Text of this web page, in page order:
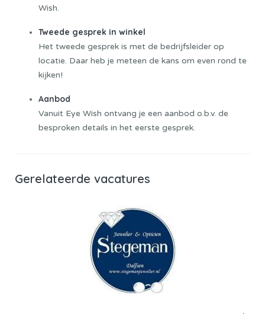
Wish.
Tweede gesprek in winkel
Het tweede gesprek is met de bedrijfsleider op
locatie. Daar heb je meteen de kans om even rond te
kijken!
Aanbod
Vanuit Eye Wish ontvang je een aanbod o.b.v. de
besproken details in het eerste gesprek.
Gerelateerde vacatures